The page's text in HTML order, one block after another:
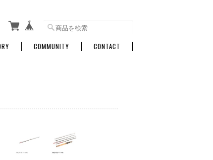
COMMUNITY CONTACT